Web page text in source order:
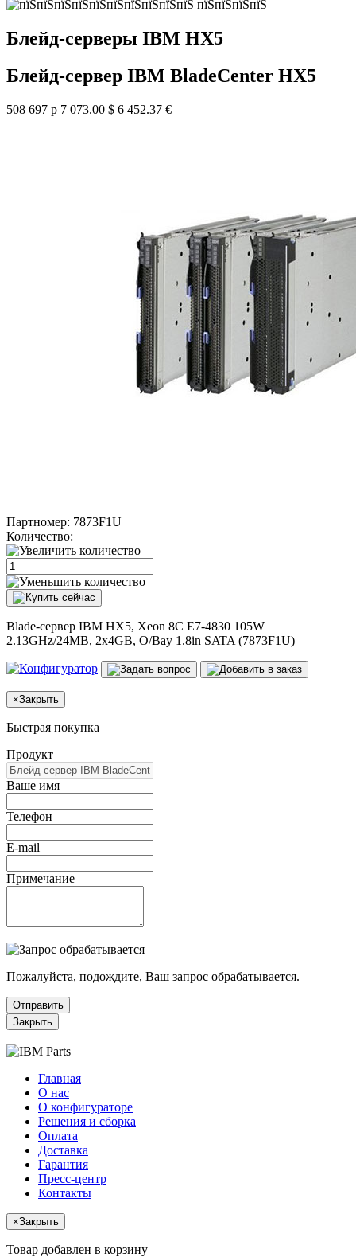
Блейд-серверы IBM HX5
Блейд-сервер IBM BladeCenter HX5
508 697 р 7 073.00 $ 6 452.37 €
Партномер: 7873F1U
Количество:
Blade-сервер IBM HX5, Xeon 8C E7-4830 105W
2.13GHz/24MB, 2x4GB, O/Bay 1.8in SATA (7873F1U)
×Закрыть
Быстрая покупка
Продукт
Ваше имя
Телефон
E-mail
Примечание
Пожалуйста, подождите, Ваш запрос обрабатывается.
Отправить
Закрыть
Главная
О нас
О конфигураторе
Решения и сборка
Оплата
Доставка
Гарантия
Пресс-центр
Контакты
×Закрыть
Товар добавлен в корзину